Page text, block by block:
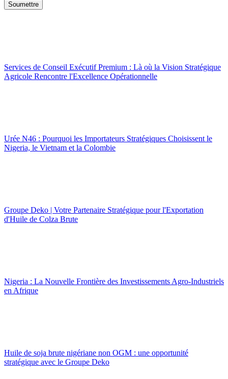
Soumettre
Services de Conseil Exécutif Premium : Là où la Vision Stratégique
Agricole Rencontre l'Excellence Opérationnelle
Urée N46 : Pourquoi les Importateurs Stratégiques Choisissent le
Nigeria, le Vietnam et la Colombie
Groupe Deko | Votre Partenaire Stratégique pour l'Exportation
d'Huile de Colza Brute
Nigeria : La Nouvelle Frontière des Investissements Agro-Industriels
en Afrique
Huile de soja brute nigériane non OGM : une opportunité
stratégique avec le Groupe Deko